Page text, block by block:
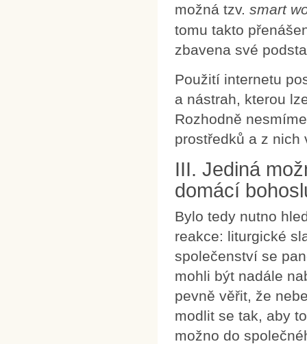
možná tzv. smart
tomu takto
zbavena své
Použití internetu
a nástrah, kterou
Rozhodně
prostředků a z nich
III. Jediná
domácí
Bylo tedy nutno
reakce: liturgické
společenství se
mohli být nadále
pevně věřit, že
modlit se tak, aby
možno do